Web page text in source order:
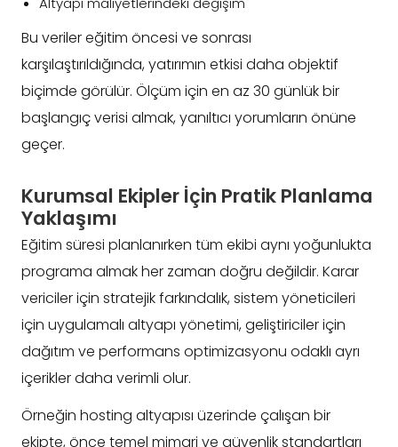
Bu veriler eğitim öncesi ve sonrası
karşılaştırıldığında, yatırımın etkisi daha objektif
biçimde görülür. Ölçüm için en az 30 günlük bir
başlangıç verisi almak, yanıltıcı yorumların önüne
geçer.
Kurumsal Ekipler İçin Pratik Planlama
Yaklaşımı
Eğitim süresi planlanırken tüm ekibi aynı yoğunlukta
programa almak her zaman doğru değildir. Karar
vericiler için stratejik farkındalık, sistem yöneticileri
için uygulamalı altyapı yönetimi, geliştiriciler için
dağıtım ve performans optimizasyonu odaklı ayrı
içerikler daha verimli olur.
Örneğin hosting altyapısı üzerinde çalışan bir
ekipte, önce temel mimari ve güvenlik standartları